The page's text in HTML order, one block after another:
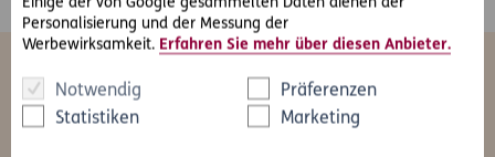
Personalisierung und der Messung der
Werbewirksamkeit. Erfahren Sie mehr über diesen Anbieter.
Notwendig
Präferenzen
Statistiken
Marketing
Das könnte Sie auch interessieren